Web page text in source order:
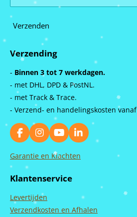
Verzenden
Verzending
- Binnen 3 tot 7 werkdagen.
- met DHL, DPD & PostNL.
- met Track & Trace.
- Verzend- en handelingskosten vanaf
F
a
c
o
k
I
n
s
g
a
m
Y
o
u
u
b
L
i
n
n
Garantie en Klachten
Klantenservice
Levertijden
Verzendkosten en Afhalen